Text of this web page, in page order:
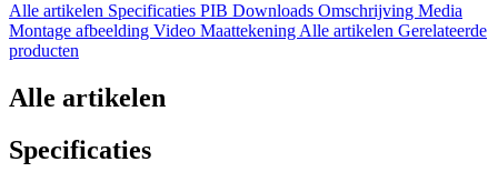
Alle artikelen Specificaties PIB Downloads Omschrijving Media
Montage afbeelding Video MaattekeningAlle artikelen Gerelateerde
producten
Alle artikelen
Specificaties